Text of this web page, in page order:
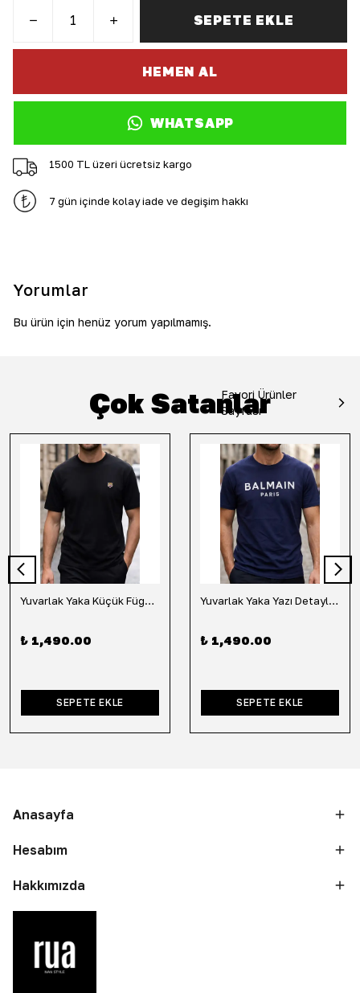
SEPETE EKLE
HEMEN AL
WHATSAPP
1500 TL üzeri ücretsiz kargo
7 gün içinde kolay iade ve değişim hakkı
Yorumlar
Bu ürün için henüz yorum yapılmamış.
Çok Satanlar
Favori Ürünler
Sayfası
Yuvarlak Yaka Küçük Fügür Detaylı Tişört-Siyah
₺ 1,490.00
SEPETE EKLE
Yuvarlak Yaka Yazı Detaylı Tişört-Lacivert
₺ 1,490.00
SEPETE EKLE
Anasayfa
Hesabım
Hakkımızda